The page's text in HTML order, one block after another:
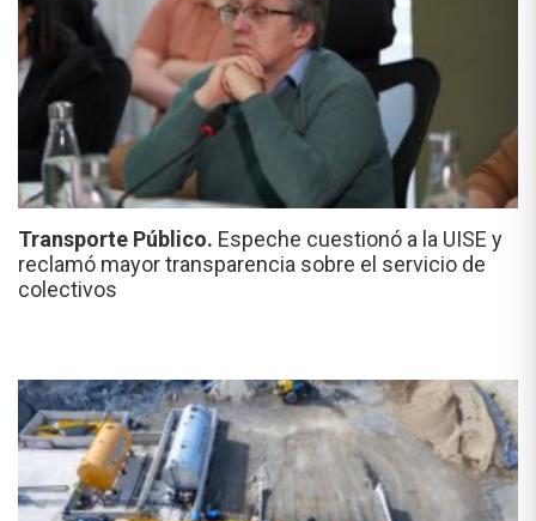
Transporte Público. Espeche cuestionó a la UISE y
reclamó mayor transparencia sobre el servicio de
colectivos